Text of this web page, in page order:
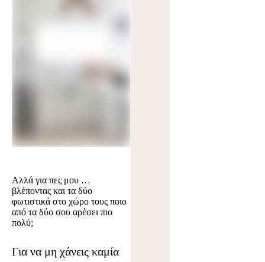
Αλλά για πες μου …
βλέποντας και τα δύο
φωτιστικά στο χώρο τους ποιο
από τα δύο σου αρέσει πιο
πολύ;
Για να μη χάνεις καμία